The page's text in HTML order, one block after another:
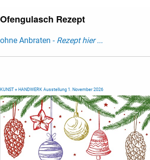
Ofengulasch Rezept
ohne Anbraten - Rezept hier ...
KUNST + HANDWERK Ausstellung 1. November 2026